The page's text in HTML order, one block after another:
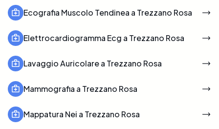
Ecografia Muscolo Tendinea a Trezzano Rosa
Elettrocardiogramma Ecg a Trezzano Rosa
Lavaggio Auricolare a Trezzano Rosa
Mammografia a Trezzano Rosa
Mappatura Nei a Trezzano Rosa